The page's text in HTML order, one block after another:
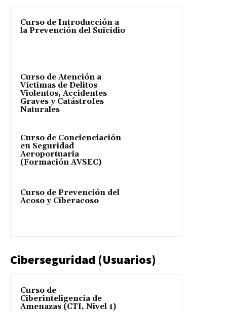
Curso de Introducción a
la Prevención del Suicidio
Curso de Atención a
Víctimas de Delitos
Violentos, Accidentes
Graves y Catástrofes
Naturales
Curso de Concienciación
en Seguridad
Aeroportuaria
(Formación AVSEC)
Curso de Prevención del
Acoso y Ciberacoso
Ciberseguridad (Usuarios)
Curso de
Ciberinteligencia de
Amenazas (CTI, Nivel 1)